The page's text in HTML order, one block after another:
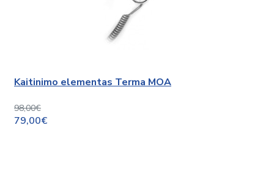
Kaitinimo elementas Terma MOA
98,00€
79,00€